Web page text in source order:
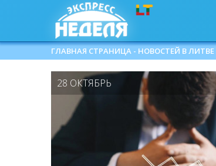
ГЛАВНАЯ СТРАНИЦА - НОВОСТЕЙ В ЛИТВЕ
28 ОКТЯБРЬ